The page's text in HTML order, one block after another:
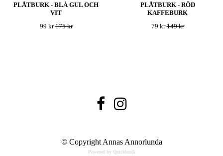
PLÅTBURK - BLÅ GUL OCH
VIT
99 kr175 kr
PLÅTBURK - RÖD
KAFFEBURK
79 kr149 kr
© Copyright Annas Annorlunda
Powered by Quickbutik